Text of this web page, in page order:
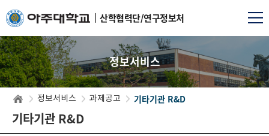
산학협력단/연구정보처
정보서비스
정보서비스 과제공고 기타기관 R&D
기타기관 R&D